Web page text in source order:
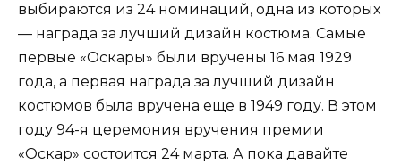
выбираются из 24 номинаций, одна из которых
— награда за лучший дизайн костюма. Самые
первые «Оскары» были вручены 16 мая 1929
года, а первая награда за лучший дизайн
костюмов была вручена еще в 1949 году. В этом
году 94-я церемония вручения премии
«Оскар» состоится 24 марта. А пока давайте